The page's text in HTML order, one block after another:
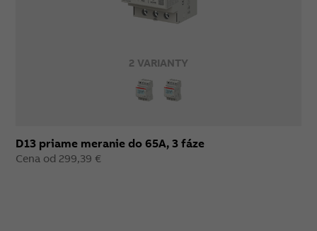
2 VARIANTY
D13 priame meranie do 65A, 3 fáze
Cena od 299,39 €